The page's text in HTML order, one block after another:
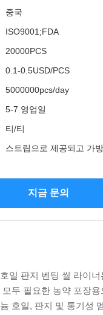
중국
ISO9001;FDA
20000PCS
0.1-0.5USD/PCS
5000000pcs/day
5-7 영업일
티/티
스트립으로 제공되고 가
지금 문의
일 판지 벤팅 씰 라이
두 필요한 농약 포장용
호일, 판지 및 통기성